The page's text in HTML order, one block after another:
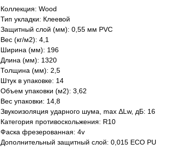
Коллекция: Wood
Тип укладки: Клеевой
Защитный слой (мм): 0,55 мм PVC
Вес (кг/м2): 4,1
Ширина (мм): 196
Длина (мм): 1320
Толщина (мм): 2,5
Штук в упаковке: 14
Объем упаковки (м2): 3,62
Вес упаковки: 14,8
Звукоизоляция ударного шума, max ΔLw, дБ: 16
Категория противоскольжения: R10
Фаска фрезерованная: 4v
Дополнительный защитный слой: 0,015 ECO PU